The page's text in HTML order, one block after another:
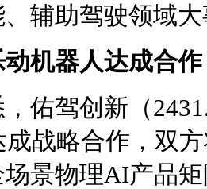
辅助驾驶领域
机器人达成合作
佑驾创新（
成战略合作，双
景物理AI产品